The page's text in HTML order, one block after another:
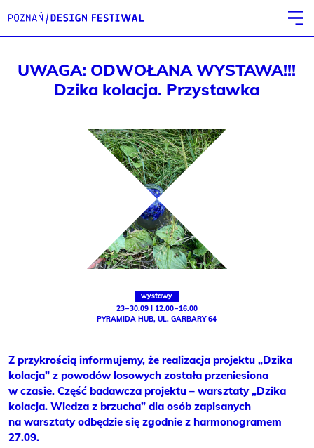
UWAGA: ODWOŁANA WYSTAWA!!!
Dzika kolacja. Przystawka
wystawy
23 – 30.09 I 12.00 – 16.00
PYRAMIDA HUB, UL. GARBARY 64
Z przykrością informujemy, że realizacja projektu „Dzika
kolacja” z powodów losowych została przeniesiona
w czasie. Część badawcza projektu – warsztaty „Dzika
kolacja. Wiedza z brzucha” dla osób zapisanych
na warsztaty odbędzie się zgodnie z harmonogramem
27.09.